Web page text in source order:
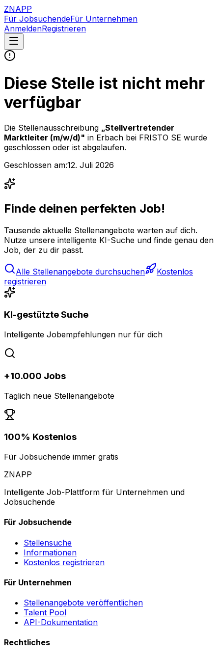
ZNAPP
Für JobsuchendeFür Unternehmen
AnmeldenRegistrieren
Diese Stelle ist nicht mehr
verfügbar
Die Stellenausschreibung „Stellvertretender
Marktleiter (m/w/d)" in Erbach bei FRISTO SE wurde
geschlossen oder ist abgelaufen.
Geschlossen am:12. Juli 2026
Finde deinen perfekten Job!
Tausende aktuelle Stellenangebote warten auf dich.
Nutze unsere intelligente KI-Suche und finde genau den
Job, der zu dir passt.
Alle Stellenangebote durchsuchen
Kostenlos
registrieren
KI-gestützte Suche
Intelligente Jobempfehlungen nur für dich
+10.000 Jobs
Täglich neue Stellenangebote
100% Kostenlos
Für Jobsuchende immer gratis
ZNAPP
Intelligente Job-Plattform für Unternehmen und
Jobsuchende
Für Jobsuchende
Stellensuche
Informationen
Kostenlos registrieren
Für Unternehmen
Stellenangebote veröffentlichen
Talent Pool
API-Dokumentation
Rechtliches